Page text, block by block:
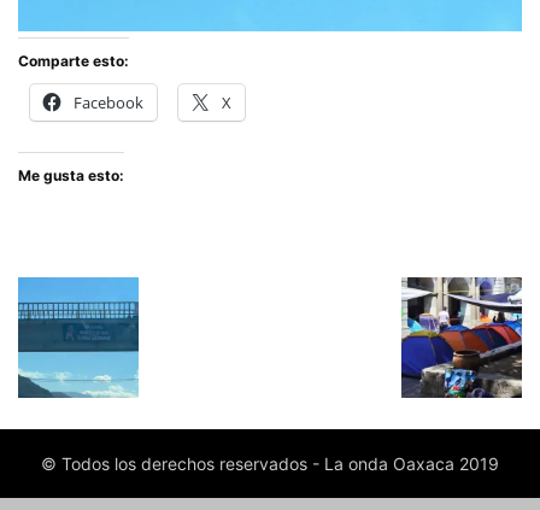
Comparte esto:
Facebook X
Me gusta esto:
© Todos los derechos reservados - La onda Oaxaca 2019